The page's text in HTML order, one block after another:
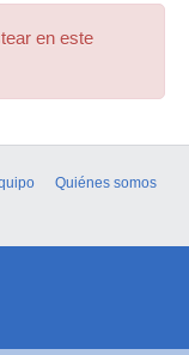
en este
Quiénes somos